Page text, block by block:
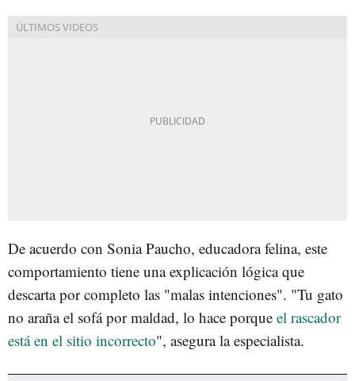
De acuerdo con Sonia Paucho, educadora felina, este
comportamiento tiene una explicación lógica que
descarta por completo las "malas intenciones". "Tu gato
no araña el sofá por maldad, lo hace porque el rascador
está en el sitio incorrecto", asegura la especialista.